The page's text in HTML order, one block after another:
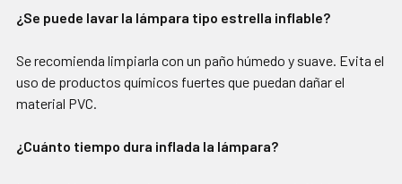
¿Se puede lavar la lámpara tipo estrella inflable?
Se recomienda limpiarla con un paño húmedo y suave. Evita el
uso de productos químicos fuertes que puedan dañar el
material PVC.
¿Cuánto tiempo dura inflada la lámpara?